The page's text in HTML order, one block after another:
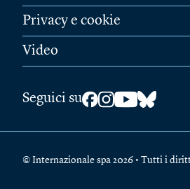
Privacy e cookie
Video
Seguici su
© Internazionale spa 2026 • Tutti i